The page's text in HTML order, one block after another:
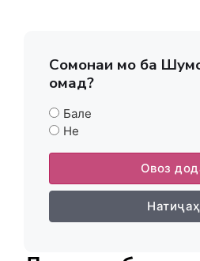
Сомонаи мо ба
омад?
Бале
Не
Овоз